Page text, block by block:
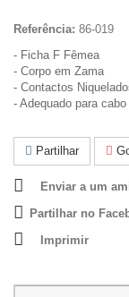
Referência: 86-019
- Ficha F Fêmea
- Corpo em Zama
- Contactos
- Adequado para
Partilhar
Enviar a um
Partilhar no
Imprimir